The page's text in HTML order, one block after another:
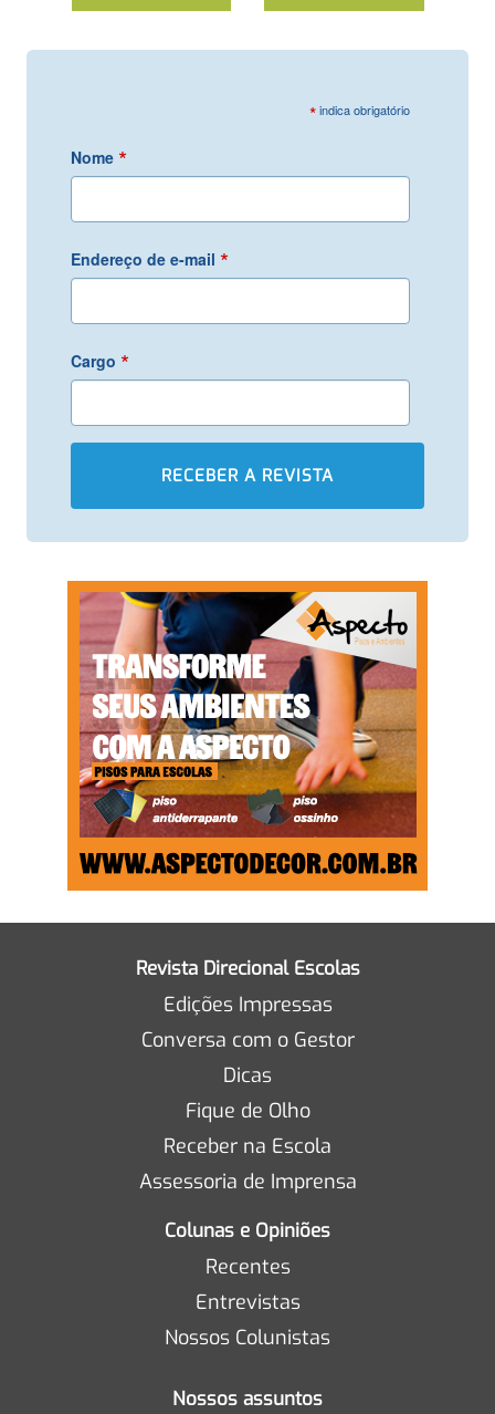
*indica obrigatório
Nome *
Endereço de e-mail *
Cargo *
Revista Direcional Escolas
Edições Impressas
Conversa com o Gestor
Dicas
Fique de Olho
Receber na Escola
Assessoria de Imprensa
Colunas e Opiniões
Recentes
Entrevistas
Nossos Colunistas
Nossos assuntos